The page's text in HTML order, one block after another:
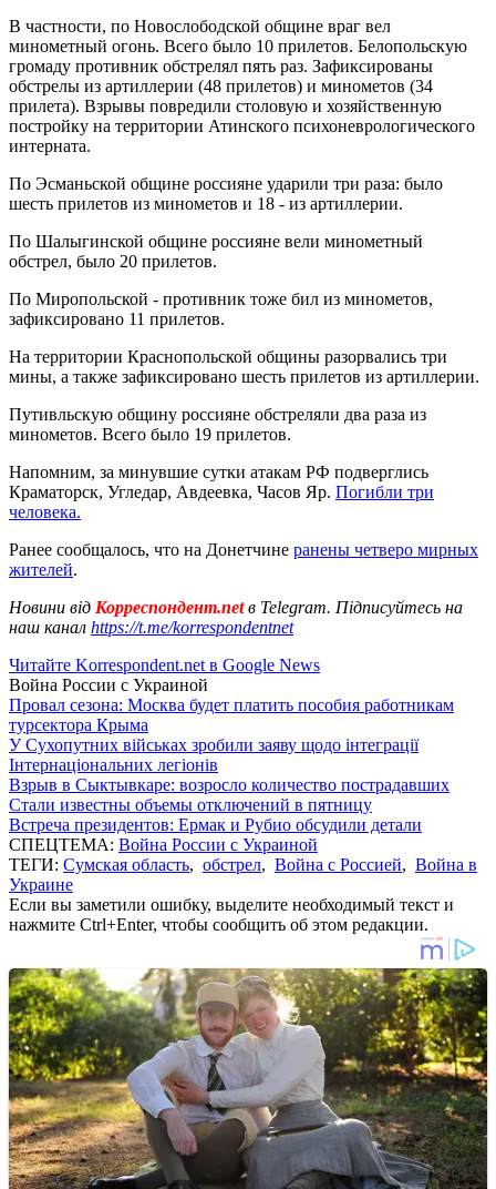
В частности, по Новослободской общине враг вел
минометный огонь. Всего было 10 прилетов. Белопольскую
громаду противник обстрелял пять раз. Зафиксированы
обстрелы из артиллерии (48 прилетов) и минометов (34
прилета). Взрывы повредили столовую и хозяйственную
постройку на территории Атинского психоневрологического
интерната.
По Эсманьской общине россияне ударили три раза: было
шесть прилетов из минометов и 18 - из артиллерии.
По Шалыгинской общине россияне вели минометный
обстрел, было 20 прилетов.
По Миропольской - противник тоже бил из минометов,
зафиксировано 11 прилетов.
На территории Краснопольской общины разорвались три
мины, а также зафиксировано шесть прилетов из артиллерии.
Путивльскую общину россияне обстреляли два раза из
минометов. Всего было 19 прилетов.
Напомним, за минувшие сутки атакам РФ подверглись
Краматорск, Угледар, Авдеевка, Часов Яр. Погибли три
человека.
Ранее сообщалось, что на Донетчине ранены четверо мирных
жителей.
Новини від Корреспондент.netв Telegram. Підписуйтесь на
наш канал https://t.me/korrespondentnet
Читайте Korrespondent.net в Google News
Война России с Украиной
Провал сезона: Москва будет платить пособия работникам
турсектора Крыма
У Сухопутних військах зробили заяву щодо інтеграції
Інтернаціональних легіонів
Взрыв в Сыктывкаре: возросло количество пострадавших
Стали известны объемы отключений в пятницу
Встреча президентов: Ермак и Рубио обсудили детали
СПЕЦТЕМА: Война России с Украиной
ТЕГИ: Сумская область, обстрел, Война с Россией, Война в
Украине
Если вы заметили ошибку, выделите необходимый текст и
нажмите Ctrl+Enter, чтобы сообщить об этом редакции.